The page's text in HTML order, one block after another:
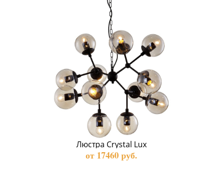
Люстра Crystal Lux
от 17460 руб.